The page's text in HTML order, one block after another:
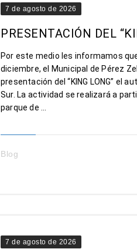
7 de agosto de 2026
PRESENTACIÓN DEL
Por este medio les informamos
diciembre, el Municipal de Pérez
presentación del “KING LONG” el
Sur. La actividad se realizará a
parque de ...
Blog
7 de agosto de 2026